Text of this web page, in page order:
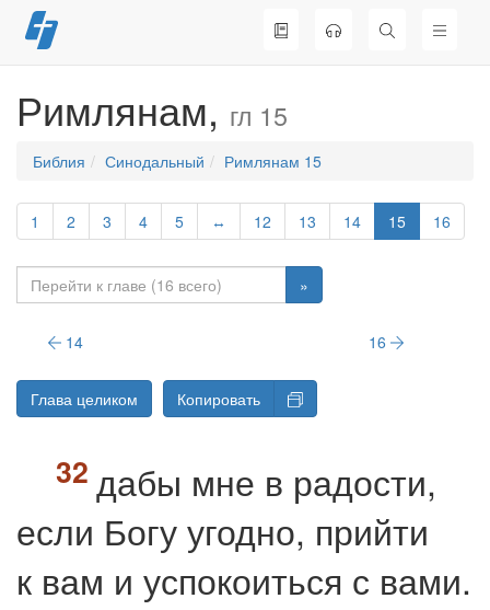
Перейти
к
Римлянам, гл 15
Библия Синодальный Римлянам 15
1 2 3 4 5 ↔ 12 13 14 15 16
»
14 16
Глава целиком Копировать
дабы мне в радости,
если Богу угодно, прийти
к вам и успокоиться с вами.